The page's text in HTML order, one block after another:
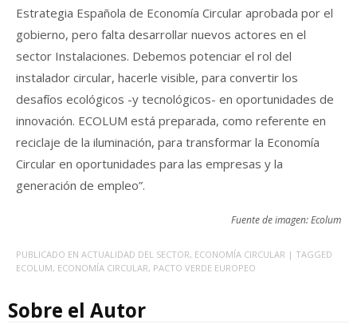
Estrategia Española de Economía Circular aprobada por el
gobierno, pero falta desarrollar nuevos actores en el
sector Instalaciones. Debemos potenciar el rol del
instalador circular, hacerle visible, para convertir los
desafíos ecológicos -y tecnológicos- en oportunidades de
innovación. ECOLUM está preparada, como referente en
reciclaje de la iluminación, para transformar la Economía
Circular en oportunidades para las empresas y la
generación de empleo”.
Fuente de imagen: Ecolum
PUBLICADO EN ACTUALIDAD DEL SECTOR, ECONOMÍA CIRCULAR | TAGGED
ECOLUM, ECONOMÍA CIRCULAR, PACTO VERDE EUROPEO
Sobre el Autor